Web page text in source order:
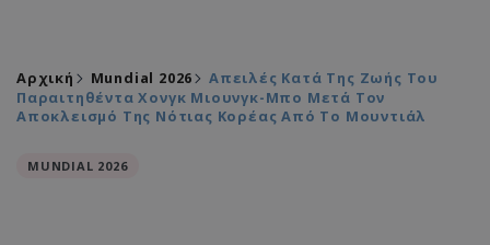
Αρχική Mundial 2026
Απειλές Κατά Της Ζωής Του
Παραιτηθέντα Χονγκ Μιουνγκ-Μπο Μετά Τον
Αποκλεισμό Της Νότιας Κορέας Από Το Μουντιάλ
MUNDIAL 2026